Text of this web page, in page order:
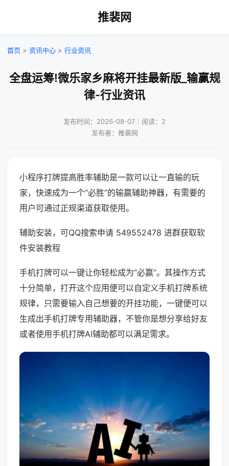
推裴网
首页 > 资讯中心 > 行业资讯
全盘运筹!微乐家乡麻将开挂最新版_输赢规
律-行业资讯
发布时间：2026-08-07｜阅读：2
发布者：推裴网
小程序打牌提高胜率辅助是一款可以让一直输的玩
家，快速成为一个“必胜”的输赢辅助神器，有需要的
用户可通过正规渠道获取使用。
辅助安装，可QQ搜索申请 549552478 进群获取软
件安装教程
手机打牌可以一键让你轻松成为“必赢”。其操作方式
十分简单，打开这个应用便可以自定义手机打牌系统
规律，只需要输入自己想要的开挂功能，一键便可以
生成出手机打牌专用辅助器，不管你是想分享给好友
或者使用手机打牌AI辅助都可以满足需求。